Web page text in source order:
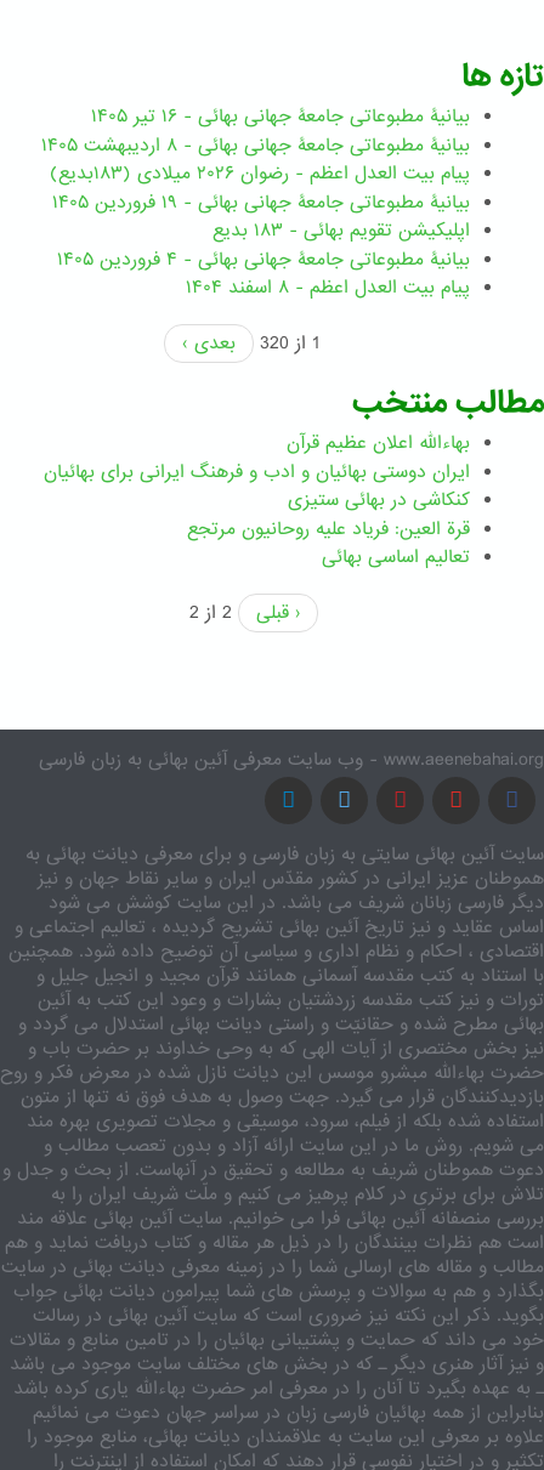
تازه ها
بیانیۀ مطبوعاتی جامعۀ جهانی بهائی - ۱۶ تیر ۱۴۰۵
بیانیۀ مطبوعاتی جامعۀ جهانی بهائی - ۸ اردیبهشت ۱۴۰۵
پیام بیت العدل اعظم - رضوان ۲۰۲۶ میلادی (۱۸۳بدیع)
بیانیۀ مطبوعاتی جامعۀ جهانی بهائی - ۱۹ فروردین ۱۴۰۵
اپلیکیشن تقویم بهائی - ۱۸۳ بدیع
بیانیۀ مطبوعاتی جامعۀ جهانی بهائی - ۴ فروردین ۱۴۰۵
پیام بیت العدل اعظم - ۸ اسفند ۱۴۰۴
1 از 320
بعدی ›
مطالب منتخب
بهاءالله اعلان عظیم قرآن
ايران دوستی بهائيان و ادب و فرهنگ ايرانی برای بهائيان
کنکاشی در بهائی ستيزی
قرة العین: فریاد علیه روحانیون مرتجع
تعالیم اساسی بهائی
‹ قبلی
2 از 2
www.aeenebahai.org - وب سایت معرفی آئین بهائی به زبان فارسی
سایت آئین بهائی سایتی به زبان فارسی و برای معرفی دیانت بهائی به
هموطنان عزیز ایرانی در کشور مقدّس ایران و سایر نقاط جهان و نیز
دیگر فارسی زبانان شریف می باشد. در این سایت کوشش می شود
اساس عقاید و نیز تاریخ آئین بهائی تشریح گردیده ، تعالیم اجتماعی و
اقتصادی ، احکام و نظام اداری و سیاسی آن توضیح داده شود. همچنین
با استناد به کتب مقدسه آسمانی همانند قرآن مجید و انجیل جلیل و
تورات و نیز کتب مقدسه زردشتیان بشارات و وعود این کتب به آئین
بهائی مطرح شده و حقانیّت و راستی دیانت بهائی استدلال می گردد و
نیز بخش مختصری از آیات الهی که به وحی خداوند بر حضرت باب و
حضرت بهاءالله مبشرو موسس این دیانت نازل شده در معرض فکر و روح
بازدیدکنندگان قرار می گیرد. جهت وصول به هدف فوق نه تنها از متون
استفاده شده بلکه از فیلم، سرود، موسیقی و مجلات تصویری بهره مند
می شویم. روش ما در این سایت ارائه آزاد و بدون تعصب مطالب و
دعوت هموطنان شریف به مطالعه و تحقیق در آنهاست. از بحث و جدل و
تلاش برای برتری در کلام پرهیز می کنیم و ملّت شریف ایران را به
بررسی منصفانه آئین بهائی فرا می خوانیم. سایت آئین بهائی علاقه مند
است هم نظرات بینندگان را در ذیل هر مقاله و کتاب دریافت نماید و هم
مطالب و مقاله های ارسالی شما را در زمینه معرفی دیانت بهائی در سایت
بگذارد و هم به سوالات و پرسش های شما پیرامون دیانت بهائی جواب
بگوید. ذکر این نکته نیز ضروری است که سایت آئین بهائی در رسالت
خود می داند که حمایت و پشتیبانی بهائیان را در تامین منابع و مقالات
و نیز آثار هنری دیگر ـ که در بخش های مختلف سایت موجود می باشد
ـ به عهده بگیرد تا آنان را در معرفی امر حضرت بهاءالله یاری کرده باشد
بنابراین از همه بهائیان فارسی زبان در سراسر جهان دعوت می نمائیم
علاوه بر معرفی این سایت به علاقمندان دیانت بهائی، منابع موجود را
تکثیر و در اختیار نفوسی قرار دهند که امکان استفاده از اینترنت را